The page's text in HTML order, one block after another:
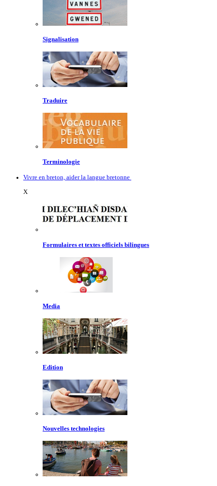
Signalisation
Traduire
Terminologie
Vivre en breton, aider la langue bretonne
X
Formulaires et textes officiels bilingues
Media
Edition
Nouvelles technologies